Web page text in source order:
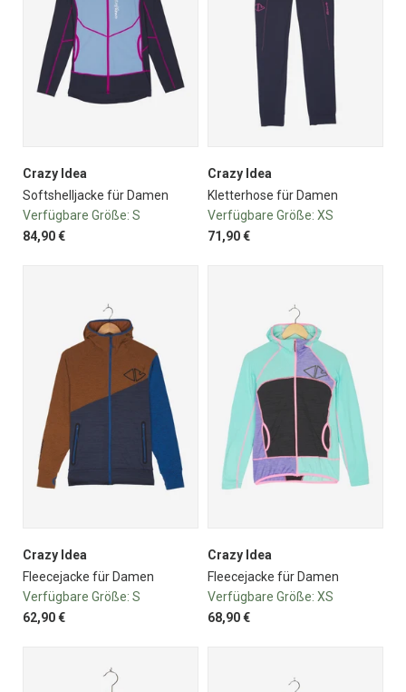
Crazy Idea
Softshelljacke für Damen
Verfügbare Größe: S
84,90 €
Crazy Idea
Kletterhose für Damen
Verfügbare Größe: XS
71,90 €
Crazy Idea
Fleecejacke für Damen
Verfügbare Größe: S
62,90 €
Crazy Idea
Fleecejacke für Damen
Verfügbare Größe: XS
68,90 €